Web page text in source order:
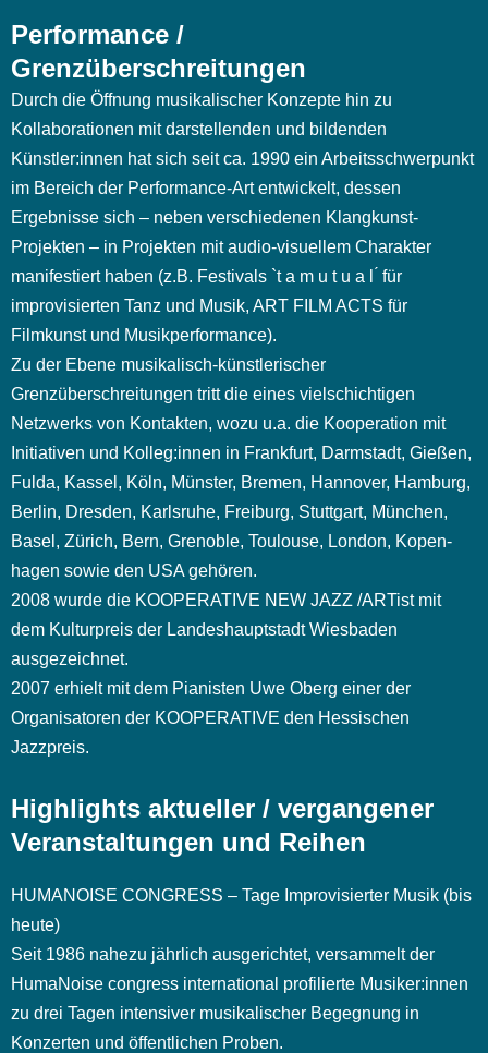
Performance /
Grenzüberschreitungen
Durch die Öffnung musikalischer Konzepte hin zu
Kollaborationen mit darstellenden und bildenden
Künstler:innen hat sich seit ca. 1990 ein Arbeitsschwerpunkt
im Bereich der Performance-Art entwickelt, dessen
Ergebnisse sich – neben verschiedenen Klangkunst-
Projekten – in Projekten mit audio-visuellem Charakter
manifestiert haben (z.B. Festivals `t a m u t u a l ́ für
improvisierten Tanz und Musik, ART FILM ACTS für
Filmkunst und Musikperformance).
Zu der Ebene musikalisch-künstlerischer
Grenzüberschreitungen tritt die eines vielschichtigen
Netzwerks von Kontakten, wozu u.a. die Kooperation mit
Initiativen und Kolleg:innen in Frankfurt, Darmstadt, Gießen,
Fulda, Kassel, Köln, Münster, Bremen, Hannover, Hamburg,
Berlin, Dresden, Karlsruhe, Freiburg, Stuttgart, München,
Basel, Zürich, Bern, Grenoble, Toulouse, London, Kopen-
hagen sowie den USA gehören.
2008 wurde die KOOPERATIVE NEW JAZZ /ARTist mit
dem Kulturpreis der Landeshauptstadt Wiesbaden
ausgezeichnet.
2007 erhielt mit dem Pianisten Uwe Oberg einer der
Organisatoren der KOOPERATIVE den Hessischen
Jazzpreis.
Highlights aktueller / vergangener
Veranstaltungen und Reihen
HUMANOISE CONGRESS – Tage Improvisierter Musik (bis
heute)
Seit 1986 nahezu jährlich ausgerichtet, versammelt der
HumaNoise congress international profilierte Musiker:innen
zu drei Tagen intensiver musikalischer Begegnung in
Konzerten und öffentlichen Proben.